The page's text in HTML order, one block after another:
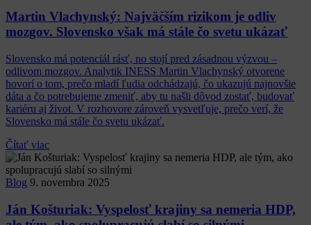
Martin Vlachynský: Najväčším rizikom je odliv
mozgov. Slovensko však má stále čo svetu ukázať
Slovensko má potenciál rásť, no stojí pred zásadnou výzvou –
odlivom mozgov. Analytik INESS Martin Vlachynský otvorene
hovorí o tom, prečo mladí ľudia odchádzajú, čo ukazujú najnovšie
dáta a čo potrebujeme zmeniť, aby tu našli dôvod zostať, budovať
kariéru aj život. V rozhovore zároveň vysvetľuje, prečo verí, že
Slovensko má stále čo svetu ukázať.
Čítať viac
Blog 9. novembra 2025
Ján Košturiak: Vyspelosť krajiny sa nemeria HDP,